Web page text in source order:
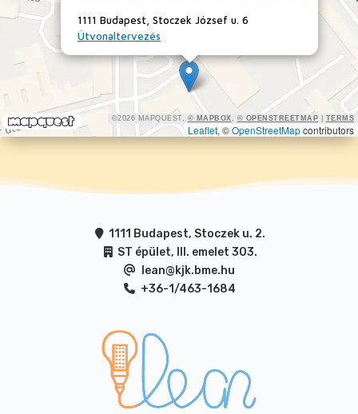
1111 Budapest, Stoczek József u. 6
Útvonaltervezés
©2026 MAPQUEST, © MAPBOX , © OPENSTREETMAP TERMS
Leaflet, ©OpenStreetMapcontributors
1111 Budapest, Stoczek u. 2.
ST épület, III. emelet 303.
lean@kjk.bme.hu
+36-1/463-1684